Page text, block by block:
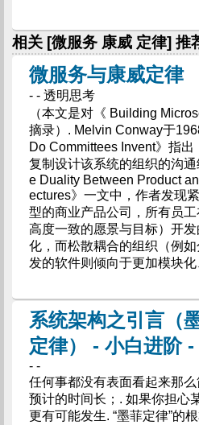
相关 [微服务 康威 定律] 推
微服务与康威定律
- - 透明思考
（本文是对《 Building
摘录）. Melvin Conway于
Do Committees Invent》指
复制设计该系统的组织的沟
e Duality Between Product
ectures》一文中，作者发现
型的商业产品公司，所有员
高度一致的愿景与目标）开
化，而松散耦合的组织（例
发的软件则倾向于更加模块
系统架构之引言（
定律） - 小白进阶
- -
任何事都没有表面看起来那
预计的时间长；. 如果你担心
更有可能发生. “墨菲定律”的